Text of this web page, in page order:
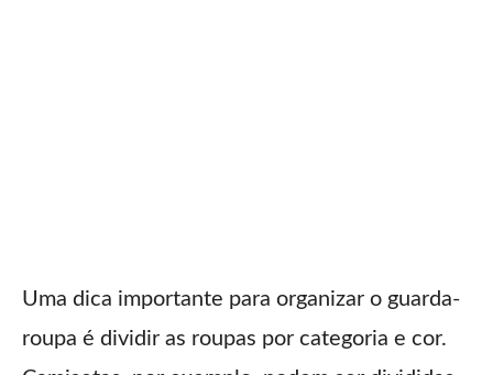
Uma dica importante para organizar o guarda-
roupa é dividir as roupas por categoria e cor.